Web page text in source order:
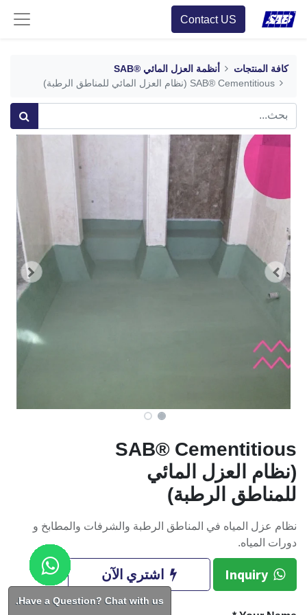
Contact US
كافة المنتجات
أنظمة العزل المائي ®SAB
SAB® Cementitious (نظام العزل المائي للمناطق الرطبة)
SAB® Cementitious
(نظام العزل المائي
للمناطق الرطبة)
نظام عزل المياه في المناطق الرطبة والشرفات والمطابخ و
دورات المياه.
Inquiry اشتري الآن
Have a Question? Chat with us.